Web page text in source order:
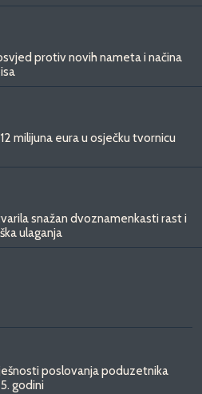
protiv novih nameta i načina
milijuna eura u osječku tvornicu
snažan dvoznamenkasti rast i
ulaganja
poslovanja poduzetnika
godini